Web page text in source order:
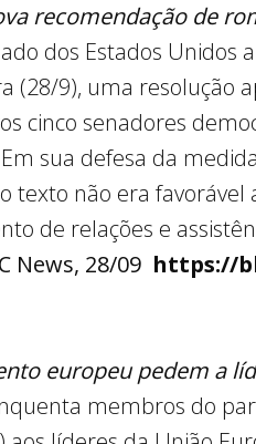
recomendação de
dos Estados Unidos
(28/9), uma resolução
cinco senadores
sua defesa da
texto não era
de relações e
News, 28/09 https://
europeu pedem a
membros do